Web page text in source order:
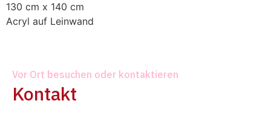
130 cm x 140 cm
Acryl auf Leinwand
Vor Ort besuchen oder kontaktieren
Kontakt